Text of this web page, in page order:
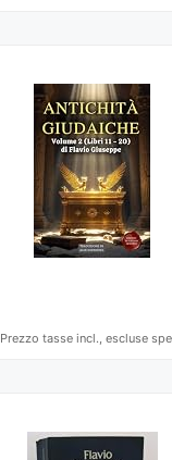
Prezzo tasse incl., escluse